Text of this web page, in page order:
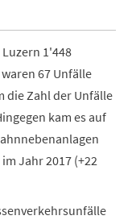
1'448
67 Unfälle
die Zahl der Unfälle
kam es auf
Jahr 2017 (+22